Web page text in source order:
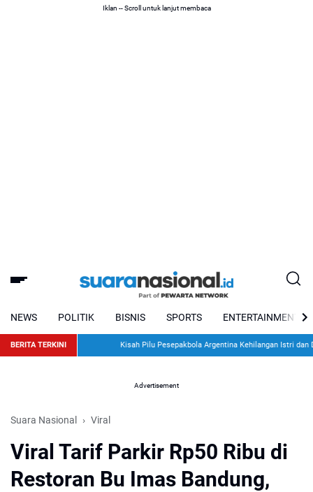
Iklan -- Scroll untuk lanjut membaca
NEWS POLITIK BISNIS SPORTS ENTERTAINMENT
BERITA TERKINI Kisah Pilu Pesepakbola Argentina Kehilangan Istri dan Dua
Advertisement
Suara Nasional Viral
Viral Tarif Parkir Rp50 Ribu di
Restoran Bu Imas Bandung,